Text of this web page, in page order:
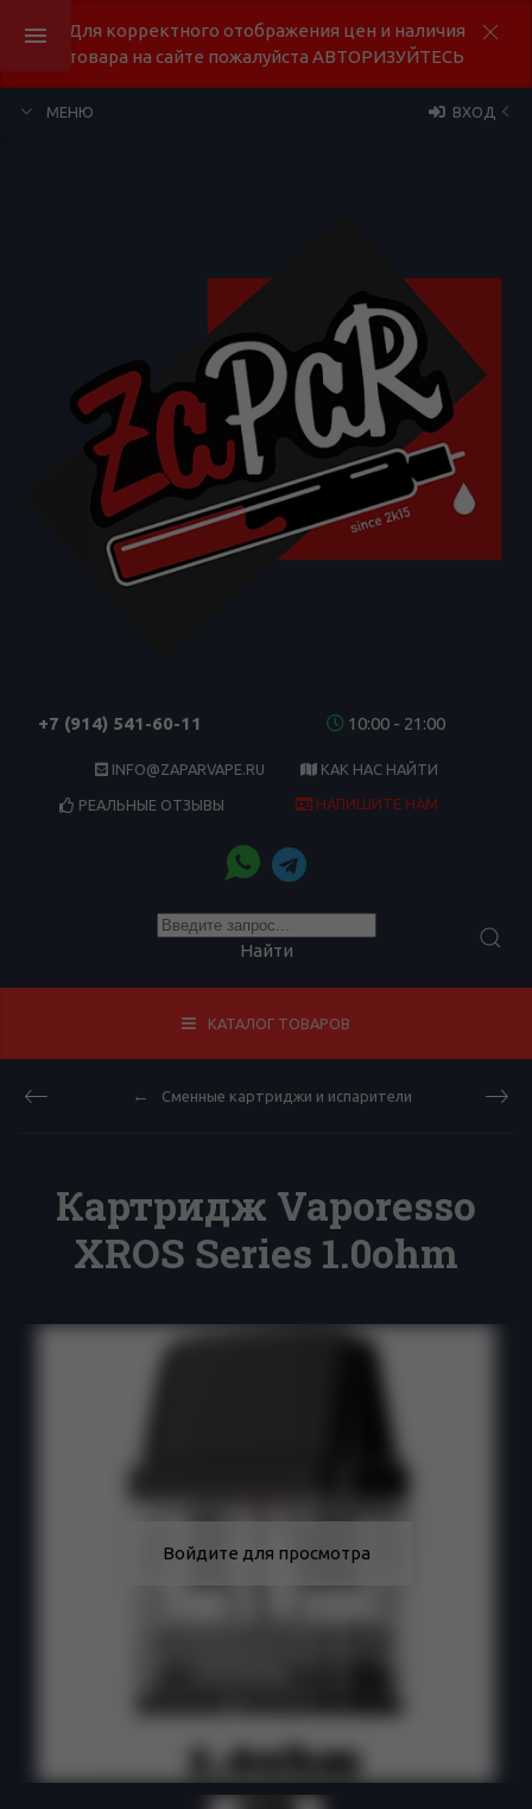
Для корректного отображения цен и наличия
товара на сайте пожалуйста АВТОРИЗУЙТЕСЬ
МЕНЮ ВХОД
+7 (914) 541-60-11 10:00 - 21:00
INFO@ZAPARVAPE.RU КАК НАС НАЙТИ
РЕАЛЬНЫЕ ОТЗЫВЫ НАПИШИТЕ НАМ
Найти
КАТАЛОГ ТОВАРОВ
Сменные картриджи и испарители
Картридж Vaporesso
XROS Series 1.0ohm
Войдите для просмотра